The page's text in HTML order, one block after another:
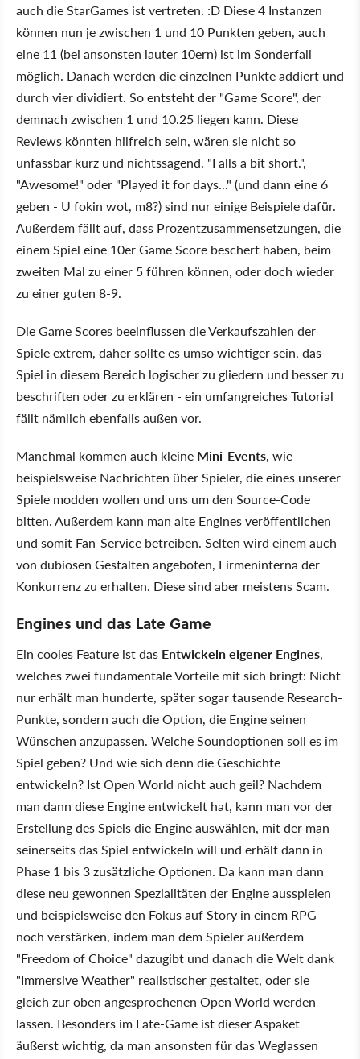
auch die StarGames ist vertreten. :D Diese 4 Instanzen
können nun je zwischen 1 und 10 Punkten geben, auch
eine 11 (bei ansonsten lauter 10ern) ist im Sonderfall
möglich. Danach werden die einzelnen Punkte addiert und
durch vier dividiert. So entsteht der "Game Score", der
demnach zwischen 1 und 10.25 liegen kann. Diese
Reviews könnten hilfreich sein, wären sie nicht so
unfassbar kurz und nichtssagend. "Falls a bit short.",
"Awesome!" oder "Played it for days..." (und dann eine 6
geben - U fokin wot, m8?) sind nur einige Beispiele dafür.
Außerdem fällt auf, dass Prozentzusammensetzungen, die
einem Spiel eine 10er Game Score beschert haben, beim
zweiten Mal zu einer 5 führen können, oder doch wieder
zu einer guten 8-9.
Die Game Scores beeinflussen die Verkaufszahlen der
Spiele extrem, daher sollte es umso wichtiger sein, das
Spiel in diesem Bereich logischer zu gliedern und besser zu
beschriften oder zu erklären - ein umfangreiches Tutorial
fällt nämlich ebenfalls außen vor.
Manchmal kommen auch kleine Mini-Events, wie
beispielsweise Nachrichten über Spieler, die eines unserer
Spiele modden wollen und uns um den Source-Code
bitten. Außerdem kann man alte Engines veröffentlichen
und somit Fan-Service betreiben. Selten wird einem auch
von dubiosen Gestalten angeboten, Firmeninterna der
Konkurrenz zu erhalten. Diese sind aber meistens Scam.
Engines und das Late Game
Ein cooles Feature ist das Entwickeln eigener Engines,
welches zwei fundamentale Vorteile mit sich bringt: Nicht
nur erhält man hunderte, später sogar tausende Research-
Punkte, sondern auch die Option, die Engine seinen
Wünschen anzupassen. Welche Soundoptionen soll es im
Spiel geben? Und wie sich denn die Geschichte
entwickeln? Ist Open World nicht auch geil? Nachdem
man dann diese Engine entwickelt hat, kann man vor der
Erstellung des Spiels die Engine auswählen, mit der man
seinerseits das Spiel entwickeln will und erhält dann in
Phase 1 bis 3 zusätzliche Optionen. Da kann man dann
diese neu gewonnen Spezialitäten der Engine ausspielen
und beispielsweise den Fokus auf Story in einem RPG
noch verstärken, indem man dem Spieler außerdem
"Freedom of Choice" dazugibt und danach die Welt dank
"Immersive Weather" realistischer gestaltet, oder sie
gleich zur oben angesprochenen Open World werden
lassen. Besonders im Late-Game ist dieser Aspaket
äußerst wichtig, da man ansonsten für das Weglassen